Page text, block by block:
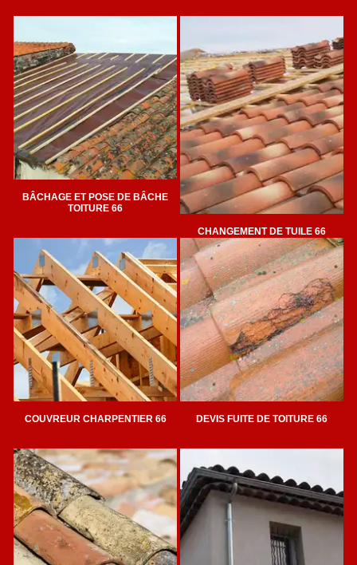
BÂCHAGE ET POSE DE BÂCHE
TOITURE 66
CHANGEMENT DE TUILE 66
COUVREUR CHARPENTIER 66 DEVIS FUITE DE TOITURE 66